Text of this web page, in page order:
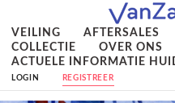
VEILING AFTERSALES
COLLECTIE
OVER ONS
ACTUELE INFORMATIE
LOGIN REGISTREER